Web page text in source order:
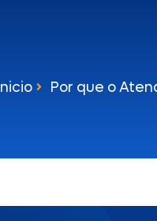
Por que o